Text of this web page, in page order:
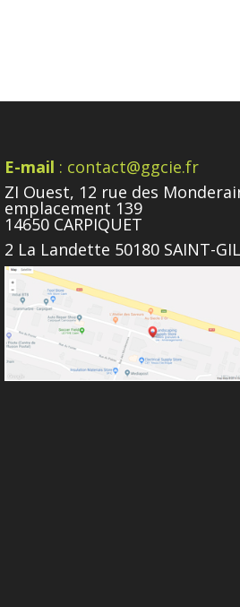
E-mail : contact@ggcie.fr
ZI Ouest, 12 rue des
emplacement 139
14650 CARPIQUET
2 La Landette 50180 SAINT-